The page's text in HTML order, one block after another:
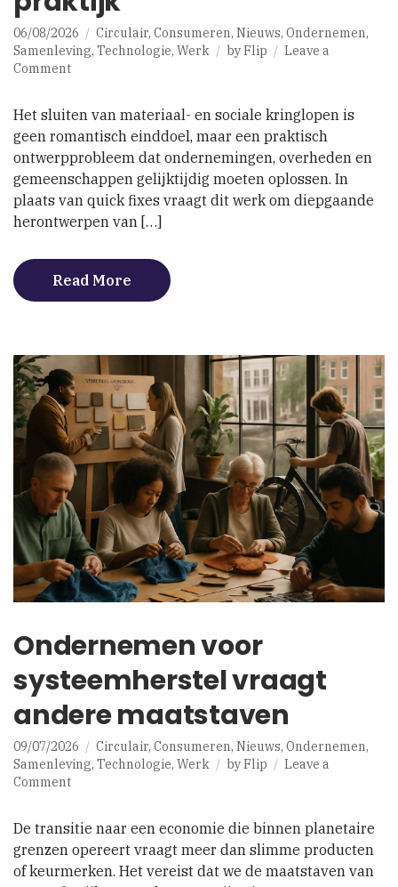
06/08/2026 Circulair, Consumeren, Nieuws, Ondernemen,
Samenleving, Technologie, Werk byFlip
Leave a
Commenton
in
de
praktijk
Het sluiten van materiaal- en sociale kringlopen is
geen romantisch einddoel, maar een praktisch
ontwerpprobleem dat ondernemingen, overheden en
gemeenschappen gelijktijdig moeten oplossen. In
plaats van quick fixes vraagt dit werk om diepgaande
herontwerpen van […]
Read More
Ondernemen voor
systeemherstel vraagt
andere maatstaven
09/07/2026 Circulair, Consumeren, Nieuws, Ondernemen,
Samenleving, Technologie, Werk byFlip
Leave a
Commenton
systeemherstel
vraagt
andere
De transitie naar een economie die binnen planetaire
grenzen opereert vraagt meer dan slimme producten
of keurmerken. Het vereist dat we de maatstaven van